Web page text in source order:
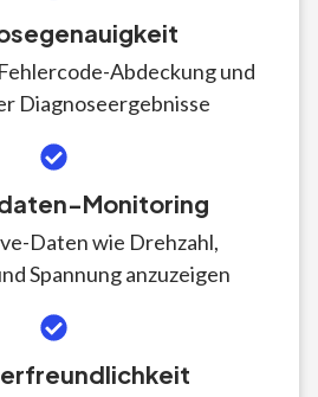
Abdeckung und
Diagnoseergebnisse
Monitoring
Daten wie Drehzahl,
Spannung anzuzeigen